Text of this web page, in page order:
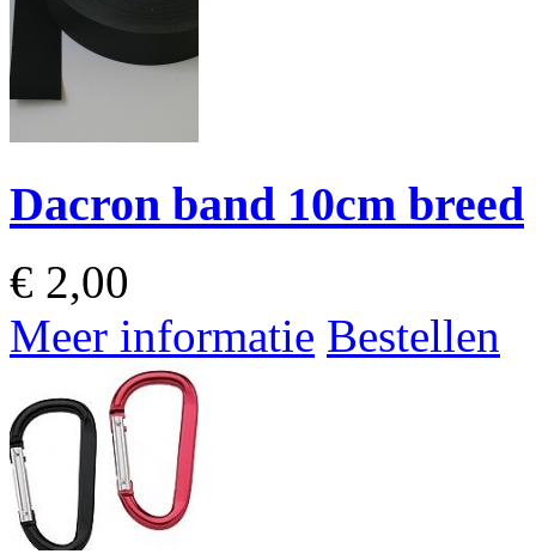
Dacron band 10cm breed
€ 2,00
Meer informatie Bestellen